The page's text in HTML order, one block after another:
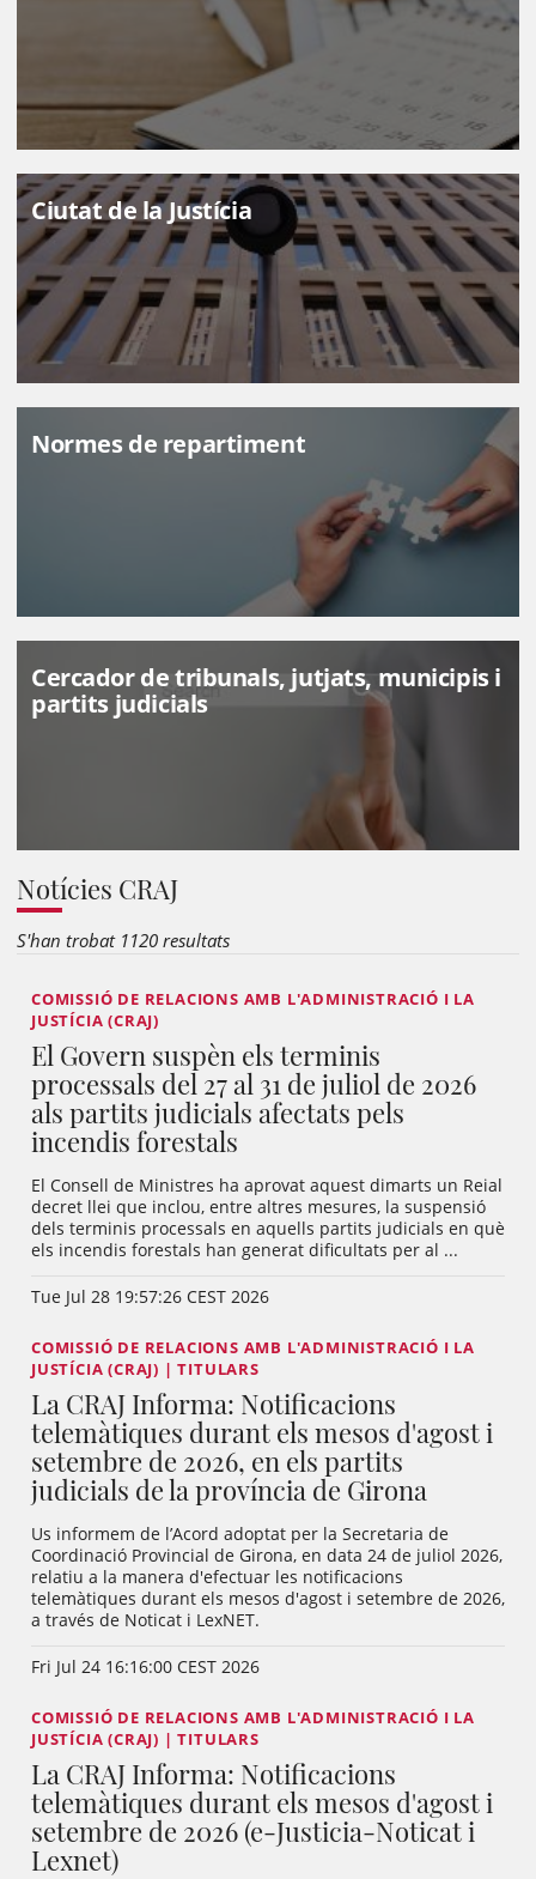
ILLUSTRE COL·LEGI DE L'ADVOCACIA DE BARCELONA
Comissió de Relacions amb
l'Administració i la Justícia (CRAJ)
Ciutat de la Justícia
Normes de repartiment
Cercador de tribunals, jutjats, municipis i
partits judicials
Notícies CRAJ
S'han trobat 1120 resultats
COMISSIÓ DE RELACIONS AMB L'ADMINISTRACIÓ I LA
JUSTÍCIA (CRAJ)
El Govern suspèn els terminis
processals del 27 al 31 de juliol de 2026
als partits judicials afectats pels
incendis forestals
El Consell de Ministres ha aprovat aquest dimarts un Reial
decret llei que inclou, entre altres mesures, la suspensió
dels terminis processals en aquells partits judicials en què
els incendis forestals han generat dificultats per al ...
Tue Jul 28 19:57:26 CEST 2026
COMISSIÓ DE RELACIONS AMB L'ADMINISTRACIÓ I LA
JUSTÍCIA (CRAJ) | TITULARS
La CRAJ Informa: Notificacions
telemàtiques durant els mesos d'agost i
setembre de 2026, en els partits
judicials de la província de Girona
Us informem de l’Acord adoptat per la Secretaria de
Coordinació Provincial de Girona, en data 24 de juliol 2026,
relatiu a la manera d'efectuar les notificacions
telemàtiques durant els mesos d'agost i setembre de 2026,
a través de Noticat i LexNET.
Fri Jul 24 16:16:00 CEST 2026
COMISSIÓ DE RELACIONS AMB L'ADMINISTRACIÓ I LA
JUSTÍCIA (CRAJ) | TITULARS
La CRAJ Informa: Notificacions
telemàtiques durant els mesos d'agost i
setembre de 2026 (e-Justicia-Noticat i
Lexnet)